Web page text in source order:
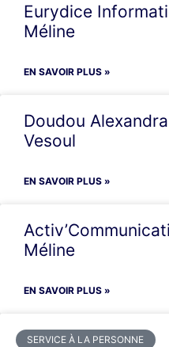
Eurydice
Méline
EN SAVOIR PLUS »
Doudou
Vesoul
EN SAVOIR PLUS »
Méline
EN SAVOIR PLUS »
SERVICE À LA PERSONNE